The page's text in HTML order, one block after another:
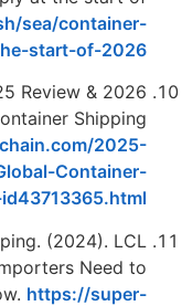
english/sea/
at-the-start-of-
2025 Review &
Container
the-Global-
Shipping. (2024).
Importers
Know.https://